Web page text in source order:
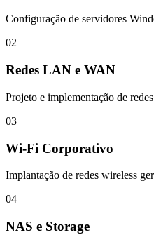
Configuração de servidores
02
Redes LAN e WAN
Projeto e implementação de
03
Wi-Fi Corporativo
Implantação de redes wireless
04
NAS e Storage